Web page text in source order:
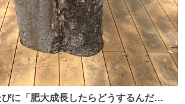
に「肥大成長したらどうするんだ